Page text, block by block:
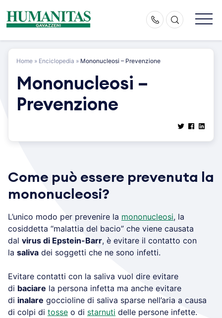
content
Home » Enciclopedia » Mononucleosi – Prevenzione
Mononucleosi –
Prevenzione
Come può essere prevenuta la
mononucleosi?
L’unico modo per prevenire la mononucleosi, la
cosiddetta “malattia del bacio” che viene causata
dal virus di Epstein-Barr, è evitare il contatto con
la saliva dei soggetti che ne sono infetti.
Evitare contatti con la saliva vuol dire evitare
di baciare la persona infetta ma anche evitare
di inalare goccioline di saliva sparse nell’aria a causa
di colpi di tosse o di starnuti delle persone infette.